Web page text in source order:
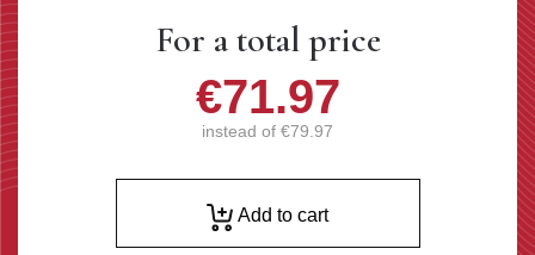
For a total price
€71.97
instead of €79.97
Add to cart